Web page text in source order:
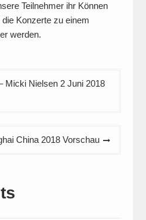
Teilnehmer ihr Können
die Konzerte zu einem
werden.
Micki Nielsen 2 Juni 2018
China 2018 Vorschau